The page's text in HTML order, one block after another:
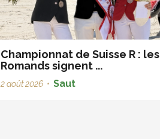
Championnat de Suisse R : les
Romands signent ...
2 août 2026 • Saut